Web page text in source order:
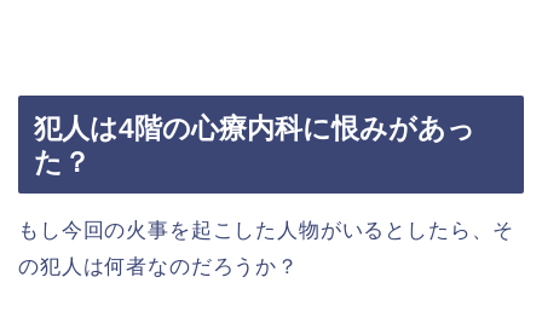
犯人は4階の心療内科に恨みがあっ
た？
もし今回の火事を起こした人物がいるとしたら、そ
の犯人は何者なのだろうか？